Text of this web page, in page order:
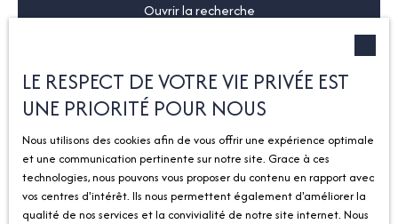
Ouvrir la recherche
Vente
Maison
Type de bien
Veigy-Foncenex (74140)
Localisation
Pertinence
LE RESPECT DE VOTRE VIE PRIVÉE EST
UNE PRIORITÉ POUR NOUS
Nous utilisons des cookies afin de vous offrir une expérience optimale
et une communication pertinente sur notre site. Grace à ces
technologies, nous pouvons vous proposer du contenu en rapport avec
vos centres d'intérêt. Ils nous permettent également d'améliorer la
qualité de nos services et la convivialité de notre site internet. Nous